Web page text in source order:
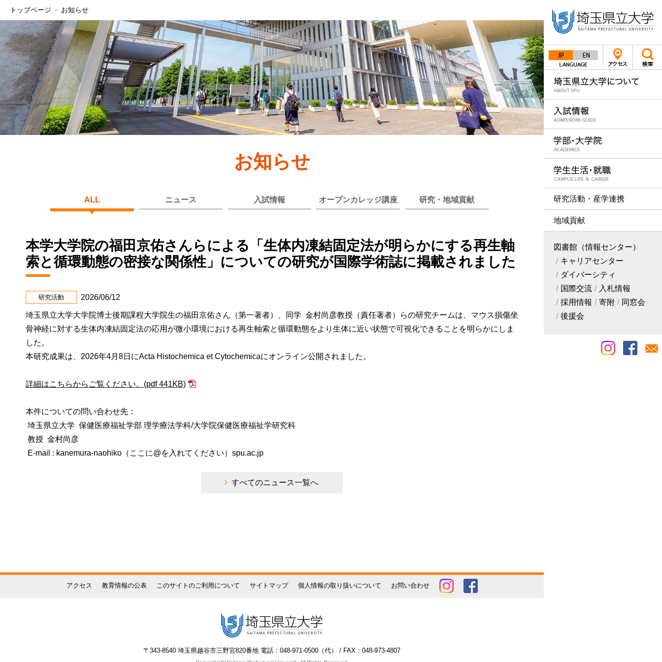
JapaneseEnglish
研究活動・産学連携
地域貢献
図書館（情報センター）
キャリアセンター
ダイバーシティ
国際交流
入札情報
採用情報
寄附
同窓会
後援会
トップページ － お知らせ
お知らせ
ALL ニュース 入試情報 オープンカレッジ講座 研究・地域貢献
本学大学院の福田京佑さんらによる「生体内凍結固定法が明らかにする再生軸
索と循環動態の密接な関係性」についての研究が国際学術誌に掲載されました
研究活動 2026/06/12
埼玉県立大学大学院博士後期課程大学院生の福田京佑さん（第一著者）、同学 金村尚彦教授（責任著者）らの研究チームは、マウス損傷坐
骨神経に対する生体内凍結固定法の応用が微小環境における再生軸索と循環動態をより生体に近い状態で可視化できることを明らかにしま
した。
本研究成果は、2026年4月8日にActa Histochemica et Cytochemicaにオンライン公開されました。
詳細はこちらからご覧ください。 (pdf 441KB)
本件についての問い合わせ先：
埼玉県立大学 保健医療福祉学部 理学療法学科/大学院保健医療福祉学研究科
教授 金村尚彦
E-mail : kanemura-naohiko（ここに@を入れてください）spu.ac.jp
すべてのニュース一覧へ
アクセス 教育情報の公表 このサイトのご利用について サイトマップ 個人情報の取り扱いについて お問い合わせ
〒343-8540 埼玉県越谷市三野宮820番地 電話：048-971-0500（代） / FAX：048-973-4807